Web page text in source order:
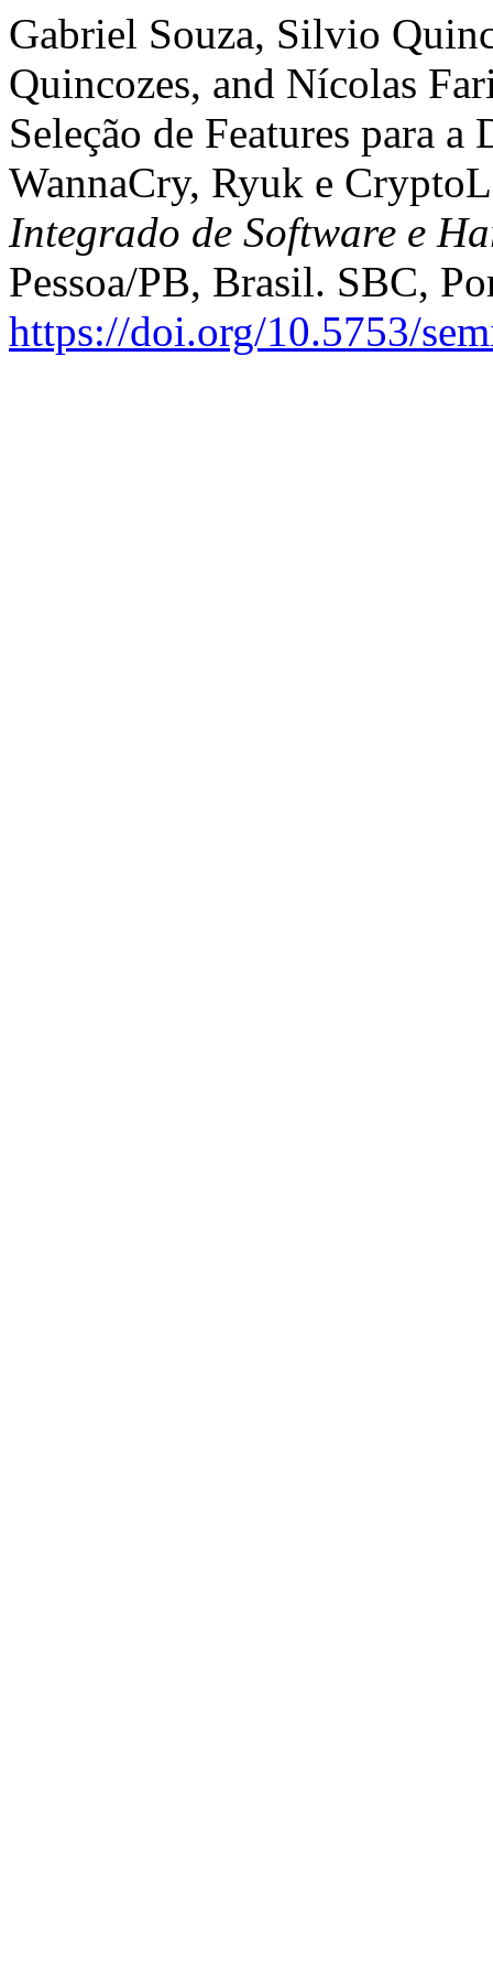
Gabriel Souza, Silvio
Quincozes, and Nícolas
Seleção de Features para a
WannaCry, Ryuk e
Integrado de Software e
Pessoa/PB, Brasil. SBC,
https://doi.org/10.5753/